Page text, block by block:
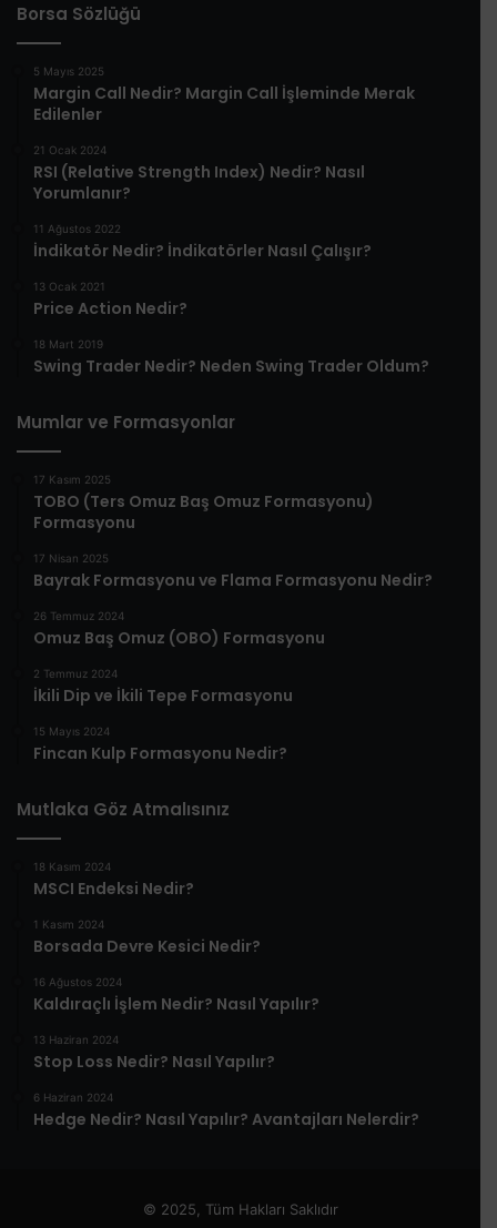
Borsa Sözlüğü
5 Mayıs 2025
​Margin Call Nedir? Margin Call İşleminde Merak
Edilenler​
21 Ocak 2024
RSI (Relative Strength Index) Nedir? Nasıl
Yorumlanır?
11 Ağustos 2022
İndikatör Nedir? İndikatörler Nasıl Çalışır?
13 Ocak 2021
Price Action Nedir?
18 Mart 2019
Swing Trader Nedir? Neden Swing Trader Oldum?
Mumlar ve Formasyonlar
17 Kasım 2025
TOBO (Ters Omuz Baş Omuz Formasyonu)
Formasyonu
17 Nisan 2025
Bayrak Formasyonu ve Flama Formasyonu Nedir?
26 Temmuz 2024
Omuz Baş Omuz (OBO) Formasyonu
2 Temmuz 2024
İkili Dip ve İkili Tepe Formasyonu
15 Mayıs 2024
Fincan Kulp Formasyonu Nedir?
Mutlaka Göz Atmalısınız
18 Kasım 2024
MSCI Endeksi Nedir?
1 Kasım 2024
Borsada Devre Kesici Nedir?
16 Ağustos 2024
Kaldıraçlı İşlem Nedir? Nasıl Yapılır?
13 Haziran 2024
Stop Loss Nedir? Nasıl Yapılır?
6 Haziran 2024
Hedge Nedir? Nasıl Yapılır? Avantajları Nelerdir?
© 2025, Tüm Hakları Saklıdır